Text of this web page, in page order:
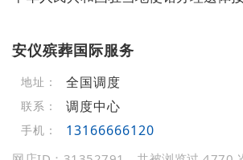
安仪殡葬国际服务
地址： 全国调度
联系： 调度中心
手机： 13166666120